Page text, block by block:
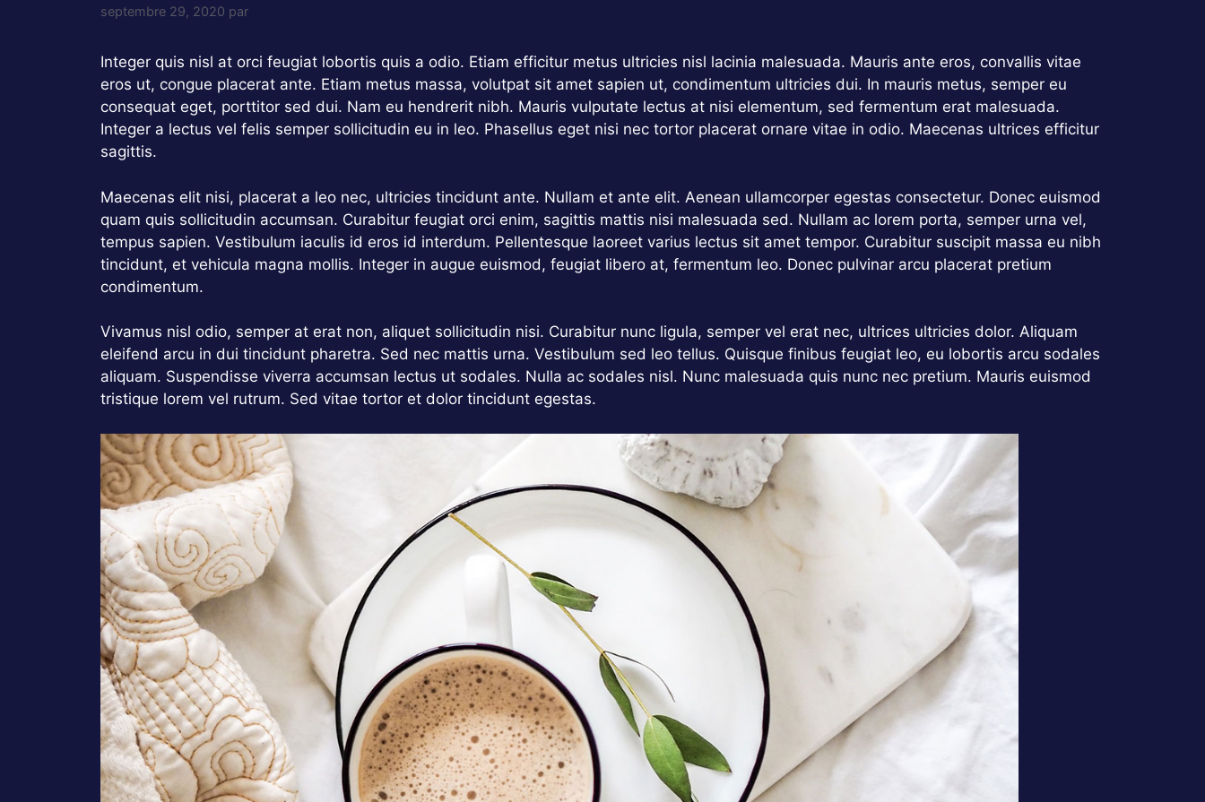
septembre 29, 2020 par
Integer quis nisl at orci feugiat lobortis quis a odio. Etiam efficitur metus ultricies nisl lacinia malesuada. Mauris ante eros, convallis vitae
eros ut, congue placerat ante. Etiam metus massa, volutpat sit amet sapien ut, condimentum ultricies dui. In mauris metus, semper eu
consequat eget, porttitor sed dui. Nam eu hendrerit nibh. Mauris vulputate lectus at nisi elementum, sed fermentum erat malesuada.
Integer a lectus vel felis semper sollicitudin eu in leo. Phasellus eget nisi nec tortor placerat ornare vitae in odio. Maecenas ultrices efficitur
sagittis.
Maecenas elit nisi, placerat a leo nec, ultricies tincidunt ante. Nullam et ante elit. Aenean ullamcorper egestas consectetur. Donec euismod
quam quis sollicitudin accumsan. Curabitur feugiat orci enim, sagittis mattis nisi malesuada sed. Nullam ac lorem porta, semper urna vel,
tempus sapien. Vestibulum iaculis id eros id interdum. Pellentesque laoreet varius lectus sit amet tempor. Curabitur suscipit massa eu nibh
tincidunt, et vehicula magna mollis. Integer in augue euismod, feugiat libero at, fermentum leo. Donec pulvinar arcu placerat pretium
condimentum.
Vivamus nisl odio, semper at erat non, aliquet sollicitudin nisi. Curabitur nunc ligula, semper vel erat nec, ultrices ultricies dolor. Aliquam
eleifend arcu in dui tincidunt pharetra. Sed nec mattis urna. Vestibulum sed leo tellus. Quisque finibus feugiat leo, eu lobortis arcu sodales
aliquam. Suspendisse viverra accumsan lectus ut sodales. Nulla ac sodales nisl. Nunc malesuada quis nunc nec pretium. Mauris euismod
tristique lorem vel rutrum. Sed vitae tortor et dolor tincidunt egestas.